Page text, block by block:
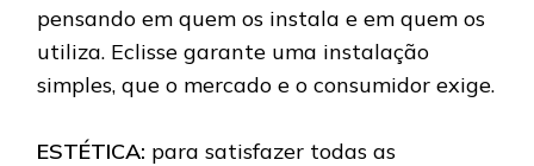
pensando em quem os instala e em quem os
utiliza. Eclisse garante uma instalação
simples, que o mercado e o consumidor exige.
ESTÉTICA: para satisfazer todas as